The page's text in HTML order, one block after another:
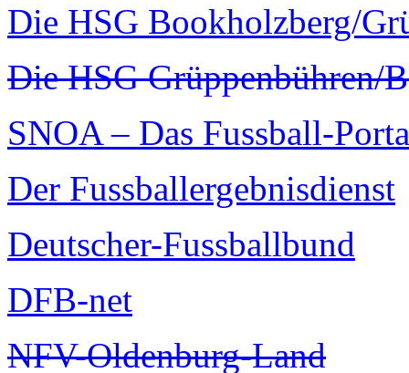
Die HSG Bookholzberg/
Die HSG Grüppenbühren/
SNOA – Das Fussball-
Der Fussballergebnisdienst
Deutscher-Fussballbund
DFB-net
NFV-Oldenburg-Land